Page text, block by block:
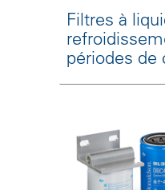
Filtres à
périodes de